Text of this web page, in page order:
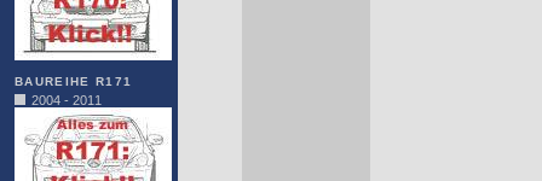
BAUREIHE R171
2004 - 2011